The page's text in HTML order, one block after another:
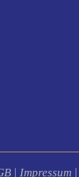
| Impressum|